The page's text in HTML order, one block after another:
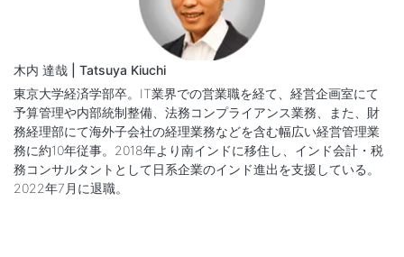
木内 達哉 | Tatsuya Kiuchi
東京大学経済学部卒。IT業界での営業職を経て、経営企画室にて
予算管理や内部統制整備、法務コンプライアンス業務、また、財
務経理部にて海外子会社の経理業務などを含む幅広い経営管理業
務に約10年従事。2018年より南インドに移住し、インド会計・税
務コンサルタントとして日系企業のインド進出を支援している。
2022年7月に退職。